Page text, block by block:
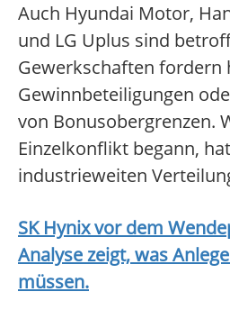
Auch Hyundai Motor,
und LG Uplus sind
Gewerkschaften fordern
Gewinnbeteiligungen
von Bonusobergrenzen.
Einzelkonflikt begann,
industrieweiten
SK Hynixvor dem
Analyse zeigt, was
müssen.